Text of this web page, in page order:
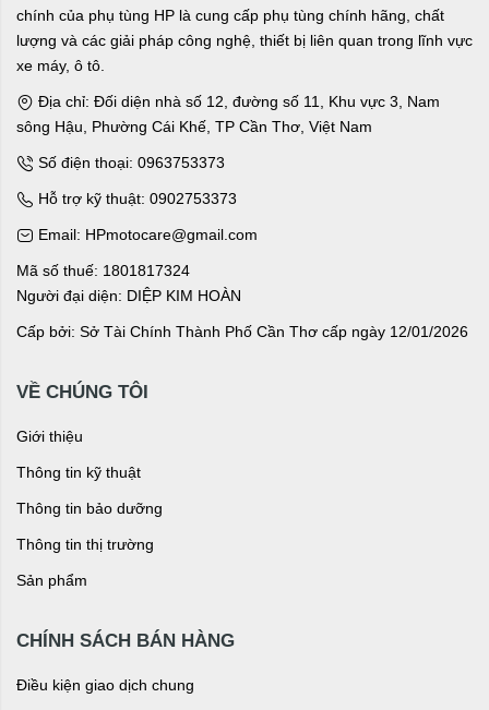
chính của phụ tùng HP là cung cấp phụ tùng chính hãng, chất
lượng và các giải pháp công nghệ, thiết bị liên quan trong lĩnh vực
xe máy, ô tô.
Địa chỉ: Đối diện nhà số 12, đường số 11, Khu vực 3, Nam
sông Hậu, Phường Cái Khế, TP Cần Thơ, Việt Nam
Số điện thoại: 0963753373
Hỗ trợ kỹ thuật: 0902753373
Email: HPmotocare@gmail.com
Mã số thuế: 1801817324
Người đại diện: DIỆP KIM HOÀN
Cấp bởi: Sở Tài Chính Thành Phố Cần Thơ cấp ngày 12/01/2026
VỀ CHÚNG TÔI
Giới thiệu
Thông tin kỹ thuật
Thông tin bảo dưỡng
Thông tin thị trường
Sản phẩm
CHÍNH SÁCH BÁN HÀNG
Điều kiện giao dịch chung